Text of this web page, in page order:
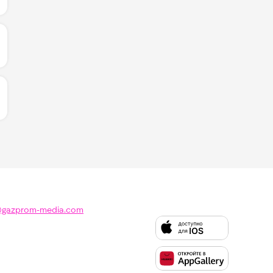
ЛАЙКОВ ЗА "LIFE IS SIMPLE - MAESIC &
ЛАЙКОВ ЗА "А ТЫ ГОВОРИШЬ - КОСТА
media.com